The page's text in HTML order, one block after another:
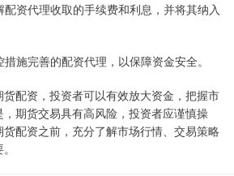
资代理收取的手续费和利息，并将其纳入
施完善的配资代理，以保障资金安全。
配资，投资者可以有效放大资金，把握市
期货交易具有高风险，投资者应谨慎操
配资之前，充分了解市场行情、交易策略